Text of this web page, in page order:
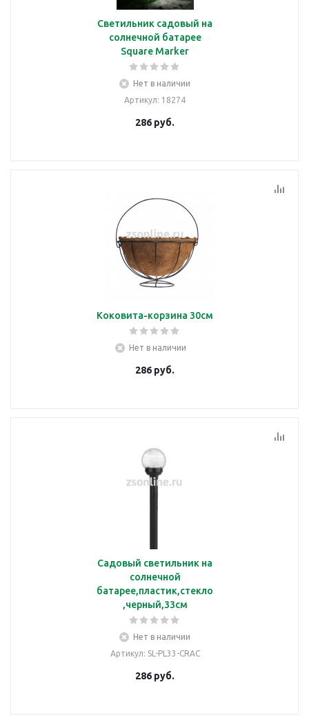
Светильник садовый на
солнечной батарее
Square Marker
Нет в наличии
Артикул: 18274
286 руб.
Коковита-корзина 30см
Нет в наличии
286 руб.
Садовый светильник на
солнечной
батарее,пластик,стекло
,черный,33см
Нет в наличии
Артикул: SL-PL33-CRAC
286 руб.